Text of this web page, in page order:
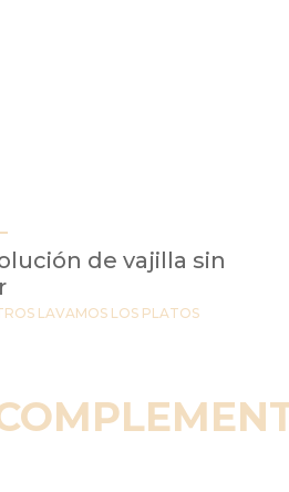
de vajilla sin
LAVAMOS LOS PLATOS